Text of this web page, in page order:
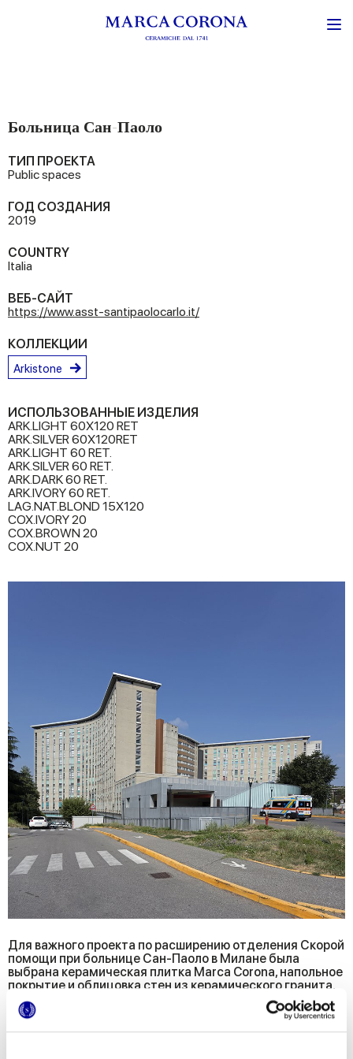
Больница Сан-Паоло
ТИП ПРОЕКТА
Public spaces
ГОД СОЗДАНИЯ
2019
COUNTRY
Italia
ВЕБ-САЙТ
https://www.asst-santipaolocarlo.it/
КОЛЛЕКЦИИ
Arkistone
ИСПОЛЬЗОВАННЫЕ ИЗДЕЛИЯ
ARK.LIGHT 60X120 RET
ARK.SILVER 60X120RET
ARK.LIGHT 60 RET.
ARK.SILVER 60 RET.
ARK.DARK 60 RET.
ARK.IVORY 60 RET.
LAG.NAT.BLOND 15X120
COX.IVORY 20
COX.BROWN 20
COX.NUT 20
Для важного проекта по расширению отделения Скорой
помощи при больнице Сан-Паоло в Милане была
выбрана керамическая плитка Marca Corona, напольное
покрытие и облицовка стен из керамического гранита,
который обеспечивает максимальную безопасность,
гигиену, прочность и практичность уборки. Новое
больничное крыло было спроектировано исходя из